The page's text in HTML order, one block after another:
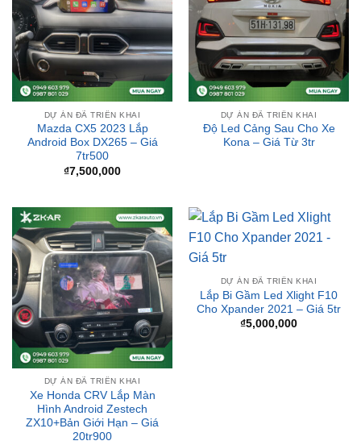
DỰ ÁN ĐÃ TRIỂN KHAI
Mazda CX5 2023 Lắp
Android Box DX265 – Giá
7tr500
₫7,500,000
DỰ ÁN ĐÃ TRIỂN KHAI
Độ Led Cảng Sau Cho Xe
Kona – Giá Từ 3tr
DỰ ÁN ĐÃ TRIỂN KHAI
Xe Honda CRV Lắp Màn
Hình Android Zestech
ZX10+Bản Giới Hạn – Giá
20tr900
₫20,900,000
DỰ ÁN ĐÃ TRIỂN KHAI
Lắp Bi Gầm Led Xlight F10
₫5,000,000